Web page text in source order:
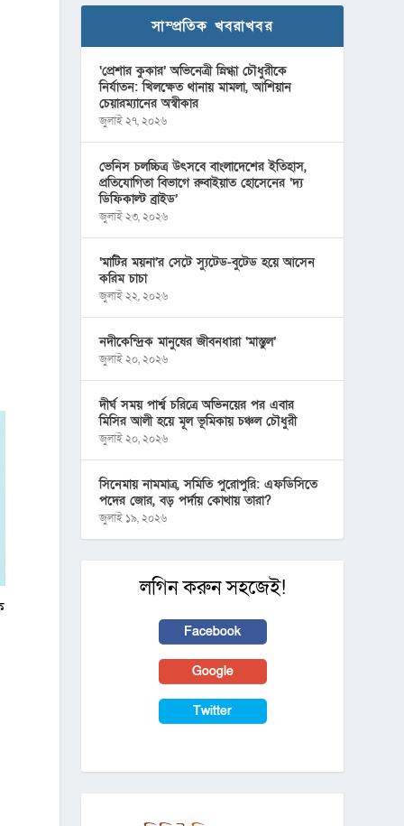
সাম্প্রতিক খবরাখবর
‘প্রেশার কুকার’ অভিনেত্রী স্নিগ্ধা চৌধুরীকে
নির্যাতন: খিলক্ষেত থানায় মামলা, আশিয়ান
চেয়ারম্যানের অস্বীকার
জুলাই ২৭, ২০২৬
ভেনিস চলচ্চিত্র উৎসবে বাংলাদেশের ইতিহাস,
প্রতিযোগিতা বিভাগে রুবাইয়াত হোসেনের ‘দ্য
ডিফিকাল্ট ব্রাইড’
জুলাই ২৩, ২০২৬
‘মাটির ময়না’র সেটে স্যুটেড-বুটেড হয়ে আসেন
করিম চাচা
জুলাই ২২, ২০২৬
নদীকেন্দ্রিক মানুষের জীবনধারা ‘মাস্তুল’
জুলাই ২০, ২০২৬
দীর্ঘ সময় পার্শ্ব চরিত্রে অভিনয়ের পর এবার
মিসির আলী হয়ে মূল ভূমিকায় চঞ্চল চৌধুরী
জুলাই ২০, ২০২৬
সিনেমায় নামমাত্র, সমিতি পুরোপুরি: এফডিসিতে
পদের জোর, বড় পর্দায় কোথায় তারা?
জুলাই ১৯, ২০২৬
লগিন করুন সহজেই!
Facebook
Google
Twitter